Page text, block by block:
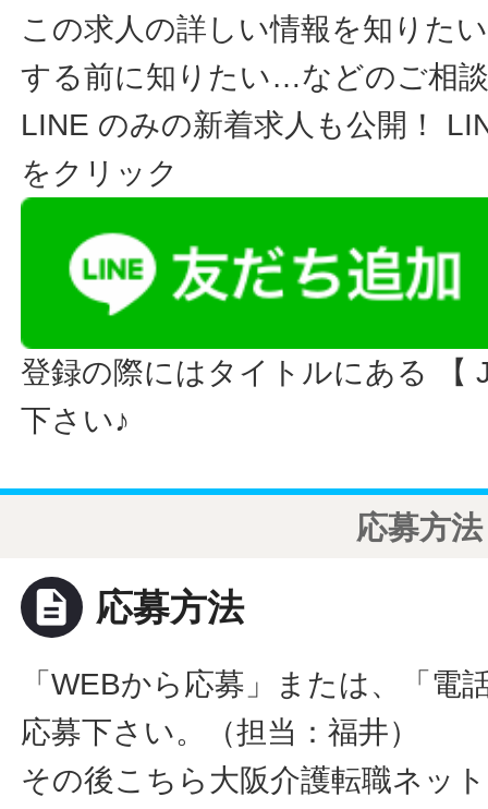
この求人の詳しい情報を知りた
する前に知りたい…などのご相
LINE のみの新着求人も公開！
をクリック
登録の際にはタイトルにある 【
下さい♪
応募方法
description 応募方法
「WEBから応募」または、「電
応募下さい。（担当：福井）
その後こちら大阪介護転職ネッ